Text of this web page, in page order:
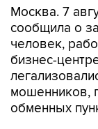
Москва. 7
сообщила о
человек,
бизнес-
мошенников,
обменных